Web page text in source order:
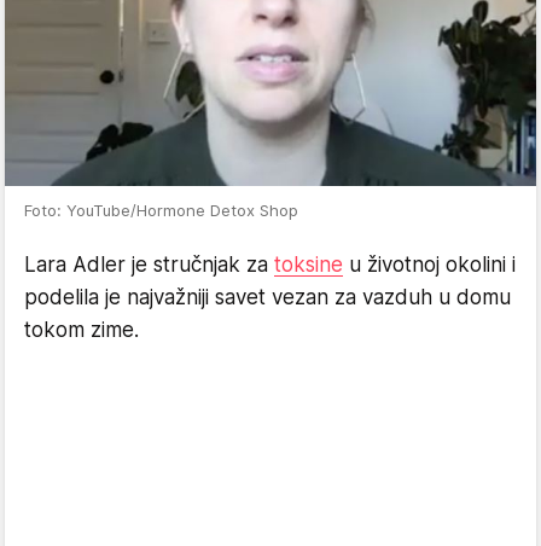
Foto: YouTube/Hormone Detox Shop
Lara Adler je stručnjak za toksine u životnoj okolini i
podelila je najvažniji savet vezan za vazduh u domu
tokom zime.